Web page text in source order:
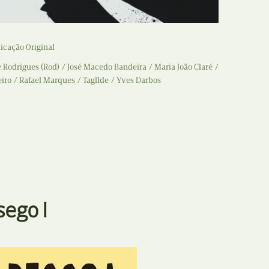
Original
Rodrigues (Rod)
José Macedo Bandeira
Maria João Claré
Rafael Marques TagIIde Yves Darbos
I